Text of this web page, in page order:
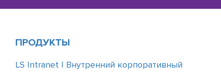
ПРОДУКТЫ
LS Intranet | Внутренний корпоративный